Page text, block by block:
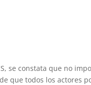
se constata que no
que todos los actores